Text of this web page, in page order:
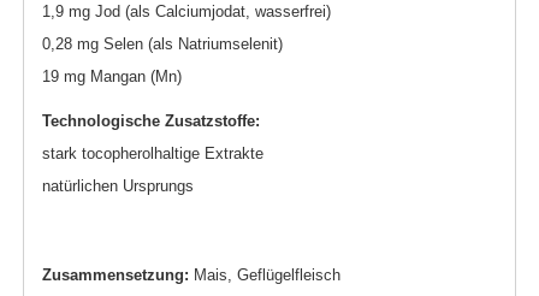
1,9 mg Jod (als Calciumjodat, wasserfrei)
0,28 mg Selen (als Natriumselenit)
19 mg Mangan (Mn)
Technologische Zusatzstoffe:
stark tocopherolhaltige Extrakte
natürlichen Ursprungs
Zusammensetzung: Mais, Geflügelfleisch